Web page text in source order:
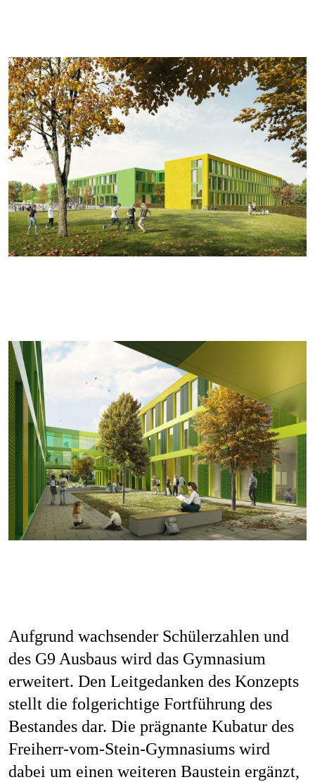
Aufgrund wachsender Schülerzahlen und
des G9 Ausbaus wird das Gymnasium
erweitert. Den Leitgedanken des Konzepts
stellt die folgerichtige Fortführung des
Bestandes dar. Die prägnante Kubatur des
Freiherr-vom-Stein-Gymnasiums wird
dabei um einen weiteren Baustein ergänzt,